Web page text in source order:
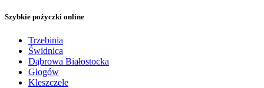
Szybkie pożyczki online
Trzebinia
Świdnica
Dąbrowa Białostocka
Głogów
Kleszczele